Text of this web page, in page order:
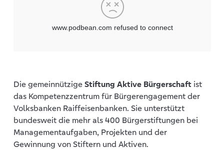
Die gemeinnützigeStiftung Aktive Bürgerschaft ist
das Kompetenzzentrum für Bürgerengagement der
Volksbanken Raiffeisenbanken. Sie unterstützt
bundesweit die mehr als 400 Bürgerstiftungen bei
Managementaufgaben, Projekten und der
Gewinnung von Stiftern und Aktiven.